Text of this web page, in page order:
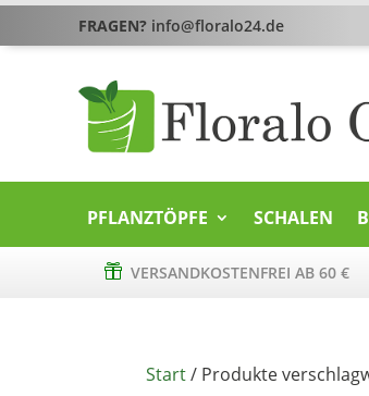
FRAGEN? info@floralo24.de
PFLANZTÖPFE SCHALEN
 VERSANDKOSTENFREI AB 60 €
Start/ Produkte